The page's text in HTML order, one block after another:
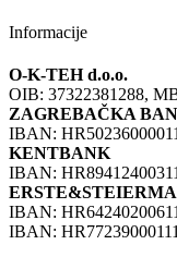
Informacije
O-K-TEH d.o.o.
OIB: 37322381288,
ZAGREBAČKA
IBAN:
KENTBANK
IBAN:
IBAN:
IBAN: